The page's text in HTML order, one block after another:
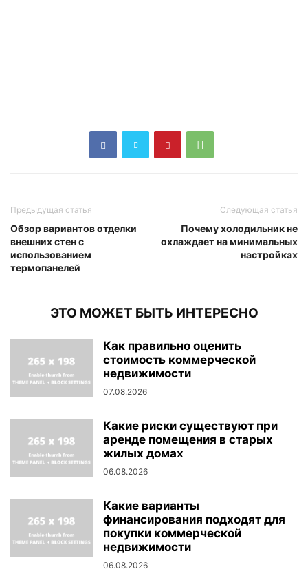
Предыдущая статья
Обзор вариантов отделки
внешних стен с
использованием
термопанелей
Следующая статья
Почему холодильник не
охлаждает на минимальных
настройках
ЭТО МОЖЕТ БЫТЬ ИНТЕРЕСНО
Как правильно оценить
стоимость коммерческой
недвижимости
07.08.2026
Какие риски существуют при
аренде помещения в старых
жилых домах
06.08.2026
Какие варианты
финансирования подходят для
покупки коммерческой
недвижимости
06.08.2026